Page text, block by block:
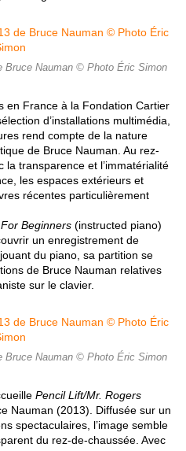
Bruce Nauman © Photo Éric Simon
en France à la Fondation Cartier
d’installations multimédia,
rend compte de la nature
de Bruce Nauman. Au rez-
la transparence et l’immatérialité
les espaces extérieurs et
récentes particulièrement
For Beginners (instructed piano)
un enregistrement de
du piano, sa partition se
de Bruce Nauman relatives
sur le clavier.
Bruce Nauman © Photo Éric Simon
Pencil Lift/Mr. Rogers
Nauman (2013). Diffusée sur un
spectaculaires, l’image semble
du rez-de-chaussée. Avec